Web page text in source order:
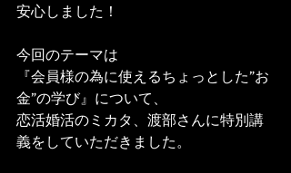
安心しました！
今回のテーマは
『会員様の為に使えるちょっとした”お
金”の学び』について、
恋活婚活のミカタ、渡部さんに特別講
義をしていただきました。